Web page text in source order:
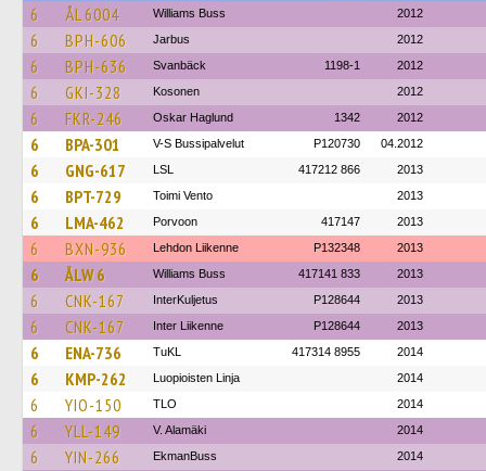
6 ÅL 6004 Williams Buss 2012
6 BPH-606 Jarbus 2012
6 BPH-636 Svanbäck 1198-1 2012
6 GKI-328 Kosonen 2012
6 FKR-246 Oskar Haglund 1342 2012
6 BPA-301 V-S Bussipalvelut P120730 04.2012
6 GNG-617 LSL 417212 866 2013
6 BPT-729 Toimi Vento 2013
6 LMA-462 Porvoon 417147 2013
6 BXN-936 Lehdon Liikenne P132348 2013
6 ÅLW 6 Williams Buss 417141 833 2013
6 CNK-167 InterKuljetus P128644 2013
6 CNK-167 Inter Liikenne P128644 2013
6 ENA-736 TuKL 417314 8955 2014
6 KMP-262 Luopioisten Linja 2014
6 YIO-150 TLO 2014
6 YLL-149 V. Alamäki 2014
6 YIN-266 EkmanBuss 2014